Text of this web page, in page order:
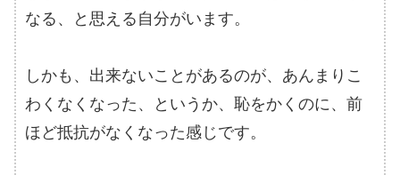
なる、と思える自分がいます。
しかも、出来ないことがあるのが、あんまりこ
わくなくなった、というか、恥をかくのに、前
ほど抵抗がなくなった感じです。